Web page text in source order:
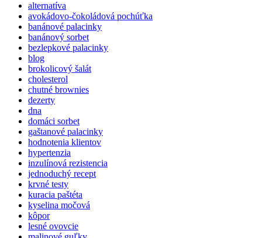
alternatíva
avokádovo-čokoládová pochúťka
banánové palacinky
banánový sorbet
bezlepkové palacinky
blog
brokolicový šalát
cholesterol
chutné brownies
dezerty
dna
domáci sorbet
gaštanové palacinky
hodnotenia klientov
hypertenzia
inzulínová rezistencia
jednoduchý recept
krvné testy
kuracia paštéta
kyselina močová
kôpor
lesné ovovcie